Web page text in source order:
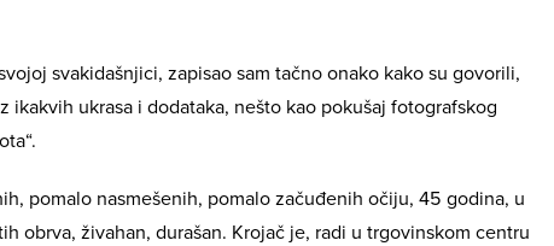
svakidašnjici, zapisao sam tačno onako kako su govorili,
ikakvih ukrasa i dodataka, nešto kao pokušaj fotografskog
pomalo nasmešenih, pomalo začuđenih očiju, 45 godina, u
obrva, živahan, durašan. Krojač je, radi u trgovinskom centru